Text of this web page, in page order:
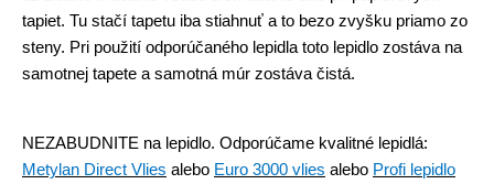
tapiet. Tu stačí tapetu iba stiahnuť a to bezo zvyšku priamo zo
steny. Pri použití odporúčaného lepidla toto lepidlo zostáva na
samotnej tapete a samotná múr zostáva čistá.
NEZABUDNITE na lepidlo. Odporúčame kvalitné lepidlá:
Metylan Direct Vlies alebo Euro 3000 vlies alebo Profi lepidlo